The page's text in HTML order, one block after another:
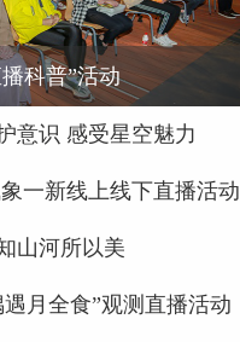
科普”活动
意识 感受星空魅力
一新线上线下直播活动
山河所以美
月全食”观测直播活动